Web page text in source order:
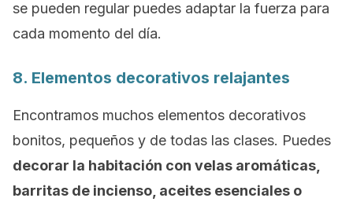
se pueden regular puedes adaptar la fuerza para
cada momento del día.
8. Elementos decorativos relajantes
Encontramos muchos elementos decorativos
bonitos, pequeños y de todas las clases. Puedes
decorar la habitación con velas aromáticas,
barritas de incienso, aceites esenciales o